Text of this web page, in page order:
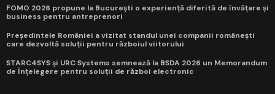
FOMO 2026 propune la București o experiență diferită de învățare și
business pentru antreprenori
Președintele României a vizitat standul unei companii românești
care dezvoltă soluții pentru războiul viitorului
STARC4SYS și URC Systems semnează la BSDA 2026 un Memorandum
de Înțelegere pentru soluții de război electronic